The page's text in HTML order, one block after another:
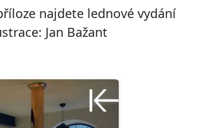
najdete lednové vydání
Jan Bažant